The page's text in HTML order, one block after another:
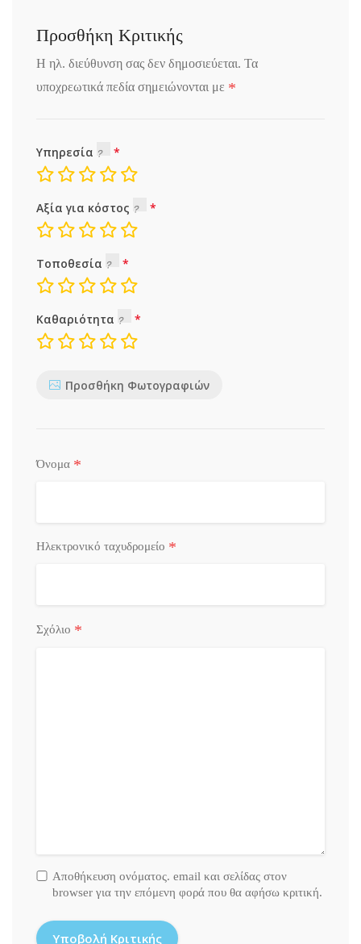
Προσθήκη Κριτικής
Η ηλ. διεύθυνση σας δεν δημοσιεύεται. Τα
υποχρεωτικά πεδία σημειώνονται με *
Υπηρεσία
Αξία για κόστος
Τοποθεσία
Καθαριότητα
Προσθήκη Φωτογραφιών
Όνομα *
Ηλεκτρονικό ταχυδρομείο *
Σχόλιο *
Αποθήκευση ονόματος. email και σελίδας στον
browser για την επόμενη φορά που θα αφήσω κριτική.